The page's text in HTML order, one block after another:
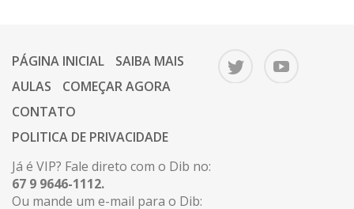
PÁGINA INICIAL
SAIBA MAIS
AULAS
COMEÇAR AGORA
CONTATO
POLITICA DE PRIVACIDADE
Já é VIP? Fale direto com o Dib no:
67 9 9646-1112.
Ou mande um e-mail para o Dib: